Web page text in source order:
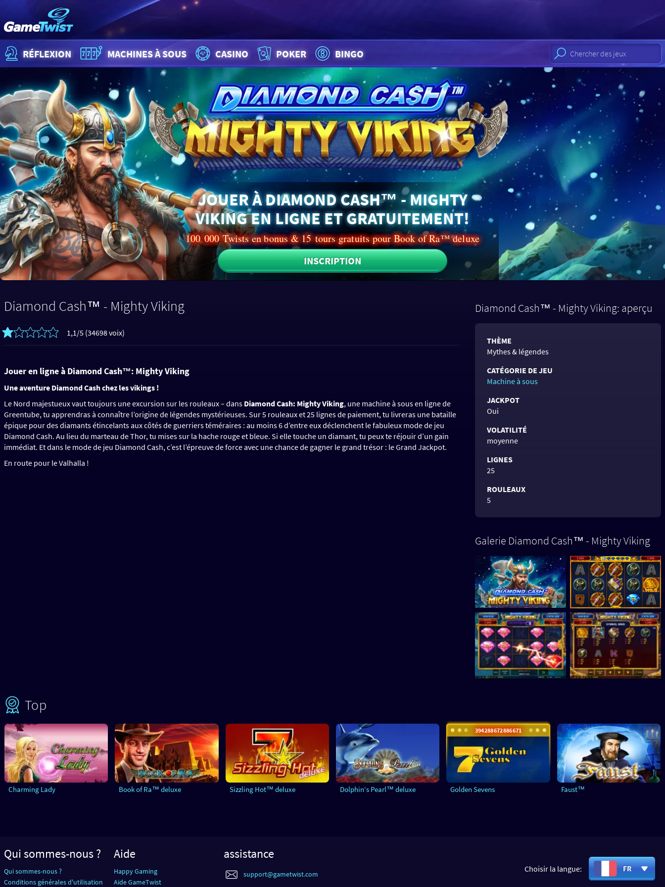
RÉFLEXION MACHINES À SOUS CASINO POKER BINGO
JOUER À DIAMOND CASH™ - MIGHTY
VIKING EN LIGNE ET GRATUITEMENT!
100 000 Twists en bonus & 15 tours gratuits pour Book of Ra™ deluxe
INSCRIPTION
Diamond Cash™ - Mighty Viking
1,1/5 (34698 voix)
Jouer en ligne à Diamond Cash™: Mighty Viking
Une aventure Diamond Cash chez les vikings !
Le Nord majestueux vaut toujours une excursion sur les rouleaux – dans Diamond Cash: Mighty Viking, une machine à sous en ligne de
Greentube, tu apprendras à connaître l’origine de légendes mystérieuses. Sur 5 rouleaux et 25 lignes de paiement, tu livreras une bataille
épique pour des diamants étincelants aux côtés de guerriers téméraires : au moins 6 d’entre eux déclenchent le fabuleux mode de jeu
Diamond Cash. Au lieu du marteau de Thor, tu mises sur la hache rouge et bleue. Si elle touche un diamant, tu peux te réjouir d’un gain
immédiat. Et dans le mode de jeu Diamond Cash, c’est l’épreuve de force avec une chance de gagner le grand trésor : le Grand Jackpot.
En route pour le Valhalla !
Diamond Cash™ - Mighty Viking: aperçu
THÈME
Mythes & légendes
CATÉGORIE DE JEU
Machine à sous
JACKPOT
Oui
VOLATILITÉ
moyenne
LIGNES
25
ROULEAUX
5
Galerie Diamond Cash™ - Mighty Viking
Top
Charming Lady Book of Ra™ deluxe Sizzling Hot™ deluxe Dolphin‘s Pearl™ deluxe
394 288 676 543 682
Golden Sevens Faust™
Qui sommes-nous ?
Qui sommes-nous ?
Conditions générales d'utilisation
Aide
Happy Gaming
Aide GameTwist
assistance
support@gametwist.com
Choisir la langue: FR